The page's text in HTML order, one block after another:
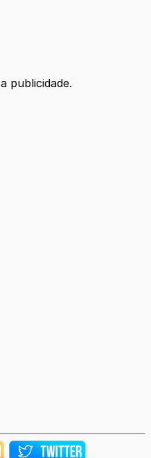
publicidade.